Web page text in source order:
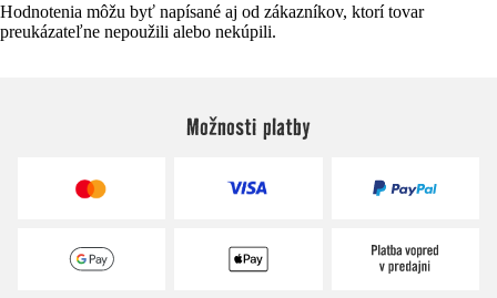
Hodnotenia môžu byť napísané aj od zákazníkov, ktorí tovar
preukázateľne nepoužili alebo nekúpili.
Možnosti platby